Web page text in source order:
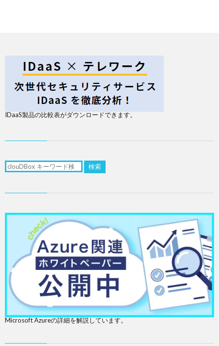
IDaaS製品の比較表がダウンロードできます。
検索
Microsoft Azureの詳細を解説しています。